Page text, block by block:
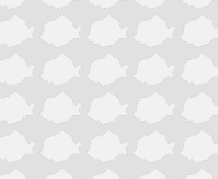
Tinaud
Turnu Magurele
Vaslui
Victoria
Zalau